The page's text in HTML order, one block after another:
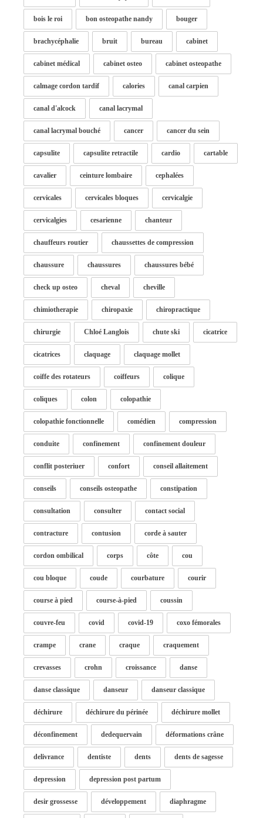
bois le roi bon osteopathe nandy bouger
brachycéphalie bruit bureau cabinet
cabinet médical cabinet osteo cabinet osteopathe
calmage cordon tardif calories canal carpien
canal d'alcock canal lacrymal
canal lacrymal bouché cancer cancer du sein
capsulite capsulite retractile cardio cartable
cavalier ceinture lombaire cephalées
cervicales cervicales bloques cervicalgie
cervicalgies cesarienne chanteur
chauffeurs routier chaussettes de compression
chaussure chaussures chaussures bébé
check up osteo cheval cheville
chimiotherapie chiropaxie chiropractique
chirurgie Chloé Langlois chute ski cicatrice
cicatrices claquage claquage mollet
coiffe des rotateurs coiffeurs colique
coliques colon colopathie
colopathie fonctionnelle comédien compression
conduite confinement confinement douleur
conflit posteriuer confort conseil allaitement
conseils conseils osteopathe constipation
consultation consulter contact social
contracture contusion corde à sauter
cordon ombilical corps côte cou
cou bloque coude courbature courir
course à pied course-à-pied coussin
couvre-feu covid covid-19 coxo fémorales
crampe crane craque craquement
crevasses crohn croissance danse
danse classique danseur danseur classique
déchirure déchirure du périnée déchirure mollet
déconfinement dedequervain déformations crâne
delivrance dentiste dents dents de sagesse
depression depression post partum
desir grossesse développement diaphragme